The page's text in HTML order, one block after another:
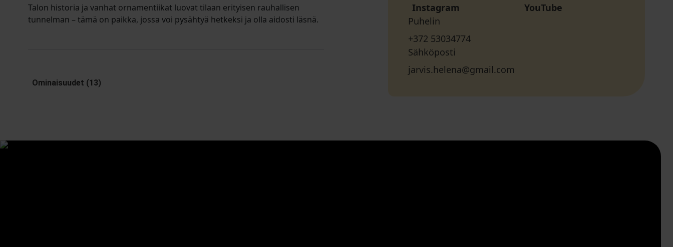
Talon historia ja vanhat ornamentiikat luovat tilaan erityisen rauhallisen
tunnelman – tämä on paikka, jossa voi pysähtyä hetkeksi ja olla aidosti läsnä.
Ominaisuudet (13)
Instagram
YouTube
Puhelin
+372 53034774
Sähköposti
jarvis.helena@gmail.com